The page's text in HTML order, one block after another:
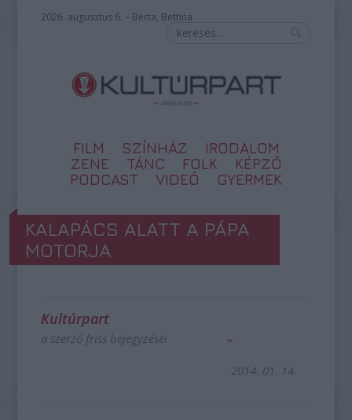
2026. augusztus 6. – Berta, Bettina
FILM SZÍNHÁZ
IRODALOM
ZENE
TÁNC FOLK
KÉPZŐ
PODCAST
VIDEÓ GYERMEK
KALAPÁCS ALATT A PÁPA
MOTORJA
Kultúrpart
a szerző friss bejegyzései
2014. 01. 14.